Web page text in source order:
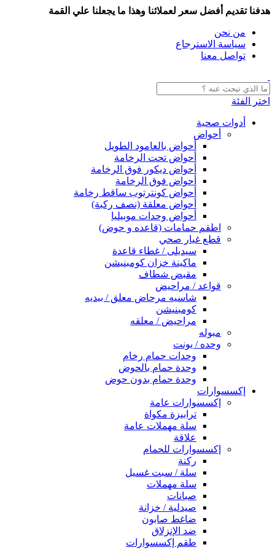
هدفنا تقديم أفضل سعر لعملائنا وهذا ما يجعلنا علي القمة
من نحن
سياسة الاسترجاع
تواصل معنا
اختر الفئة
أدوات صحية
أحواض
أحواض بالعامود الطويل
أحواض تحت الرخامة
أحواض ديكور فوق الرخامة
أحواض فوق الرخامة
أحواض كونترتوب ساقط رخامة
أحواض معلقة (نصف ركبة)
أحواض وحدات موبيليا
اطقم حمامات (قاعده و حوض)
قطع غيار صحي
سيديلى / غطاء قاعدة
ماكينة خزان كومبنيشن
مقبض شطاف
قواعد / مراحيض
شاسيه مرحاض معلق / بيديه
كومبنيشن
مراحيض / معلقه
مبوله
وحده / يونت
وحدات حمام رخام
وحدة حمام بالحوض
وحدة حمام بدون حوض
إكسسوارات
إكسسوارات عامة
ترابيزة مكواة
سلة مهملات عامة
علاقة
إكسسوارات للحمام
ركنة
سلة / سبت غسيل
سلة مهملات
صبانات
صيدلية / خزانة
ضاغط صابون
ضد الإنزلاق
طقم إكسسوارات